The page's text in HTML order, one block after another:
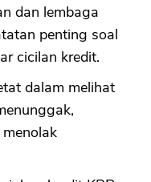
dan lembaga
penting soal
cicilan kredit.
dalam melihat
OK
CANCEL